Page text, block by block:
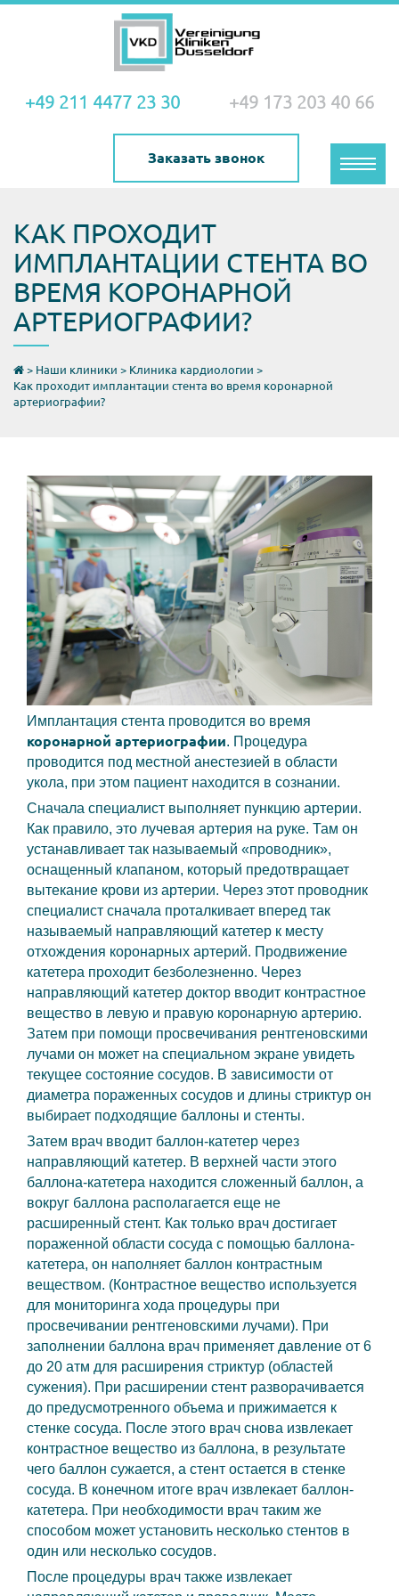
+49 211 4477 23 30 +49 173 203 40 66
Заказать звонок
Toggle
КАК ПРОХОДИТ
ИМПЛАНТАЦИИ СТЕНТА ВО
ВРЕМЯ КОРОНАРНОЙ
АРТЕРИОГРАФИИ?
> Наши клиники > Клиника кардиологии >
Как проходит имплантации стента во время коронарной
артериографии?
Имплантация стента проводится во время
коронарной артериографии. Процедура
проводится под местной анестезией в области
укола, при этом пациент находится в сознании.
Сначала специалист выполняет пункцию артерии.
Как правило, это лучевая артерия на руке. Там он
устанавливает так называемый «проводник»,
оснащенный клапаном, который предотвращает
вытекание крови из артерии. Через этот проводник
специалист сначала проталкивает вперед так
называемый направляющий катетер к месту
отхождения коронарных артерий. Продвижение
катетера проходит безболезненно. Через
направляющий катетер доктор вводит контрастное
вещество в левую и правую коронарную артерию.
Затем при помощи просвечивания рентгеновскими
лучами он может на специальном экране увидеть
текущее состояние сосудов. В зависимости от
диаметра пораженных сосудов и длины стриктур он
выбирает подходящие баллоны и стенты.
Затем врач вводит баллон-катетер через
направляющий катетер. В верхней части этого
баллона-катетера находится сложенный баллон, а
вокруг баллона располагается еще не
расширенный стент. Как только врач достигает
пораженной области сосуда с помощью баллона-
катетера, он наполняет баллон контрастным
веществом. (Контрастное вещество используется
для мониторинга хода процедуры при
просвечивании рентгеновскими лучами). При
заполнении баллона врач применяет давление от 6
до 20 атм для расширения стриктур (областей
сужения). При расширении стент разворачивается
до предусмотренного объема и прижимается к
стенке сосуда. После этого врач снова извлекает
контрастное вещество из баллона, в результате
чего баллон сужается, а стент остается в стенке
сосуда. В конечном итоге врач извлекает баллон-
катетера. При необходимости врач таким же
способом может установить несколько стентов в
один или несколько сосудов.
После процедуры врач также извлекает